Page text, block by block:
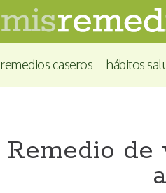
remedios caseros hábitos
Remedio